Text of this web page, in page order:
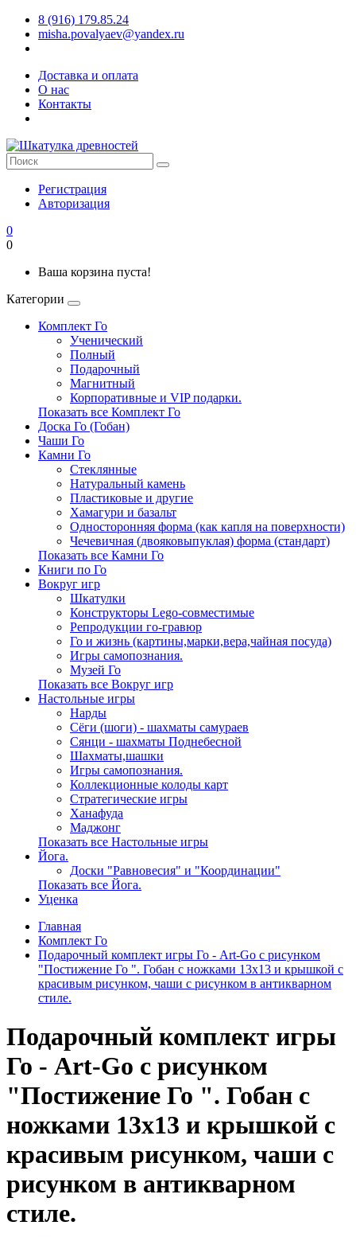
8 (916) 179.85.24
misha.povalyaev@yandex.ru
Доставка и оплата
О нас
Контакты
Регистрация
Авторизация
0
0
Ваша корзина пуста!
Категории
Комплект Го
Ученический
Полный
Подарочный
Магнитный
Корпоративные и VIP подарки.
Показать все Комплект Го
Доска Го (Гобан)
Чаши Го
Камни Го
Стеклянные
Натуральный камень
Пластиковые и другие
Хамагури и базальт
Односторонняя форма (как капля на поверхности)
Чечевичная (двояковыпуклая) форма (стандарт)
Показать все Камни Го
Книги по Го
Вокруг игр
Шкатулки
Конструкторы Lego-совместимые
Репродукции го-гравюр
Го и жизнь (картины,марки,вера,чайная посуда)
Игры самопознания.
Музей Го
Показать все Вокруг игр
Настольные игры
Нарды
Сёги (шоги) - шахматы самураев
Сянци - шахматы Поднебесной
Шахматы,шашки
Игры самопознания.
Коллекционные колоды карт
Стратегические игры
Ханафуда
Маджонг
Показать все Настольные игры
Йога.
Доски "Равновесия" и "Координации"
Показать все Йога.
Уценка
Главная
Комплект Го
Подарочный комплект игры Го - Art-Go с рисунком
"Постижение Го ". Гобан с ножками 13х13 и крышкой с
красивым рисунком, чаши с рисунком в антикварном
стиле.
Подарочный комплект игры
Го - Art-Go с рисунком
"Постижение Го ". Гобан с
ножками 13х13 и крышкой с
красивым рисунком, чаши с
рисунком в антикварном
стиле.